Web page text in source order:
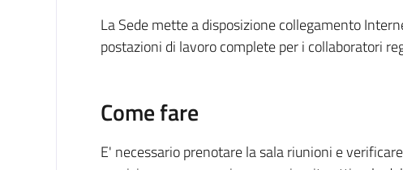
La Sede mette a disposizione collegamento
postazioni di lavoro complete per i collaboratori
Come fare
E' necessario prenotare la sala riunioni e